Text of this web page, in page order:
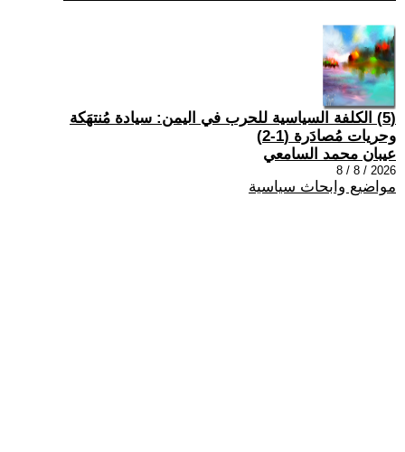
(5) الكلفة السياسية للحرب في اليمن: سيادة مُنتهَكة
وحريات مُصادَرة (1-2)
عيبان محمد السامعي
2026 / 8 / 8
مواضيع وابحاث سياسية